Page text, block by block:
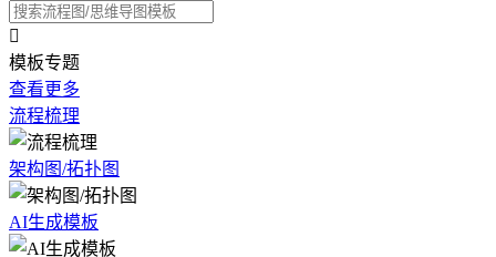

模板专题
查看更多
流程梳理
架构图/拓扑图
AI生成模板